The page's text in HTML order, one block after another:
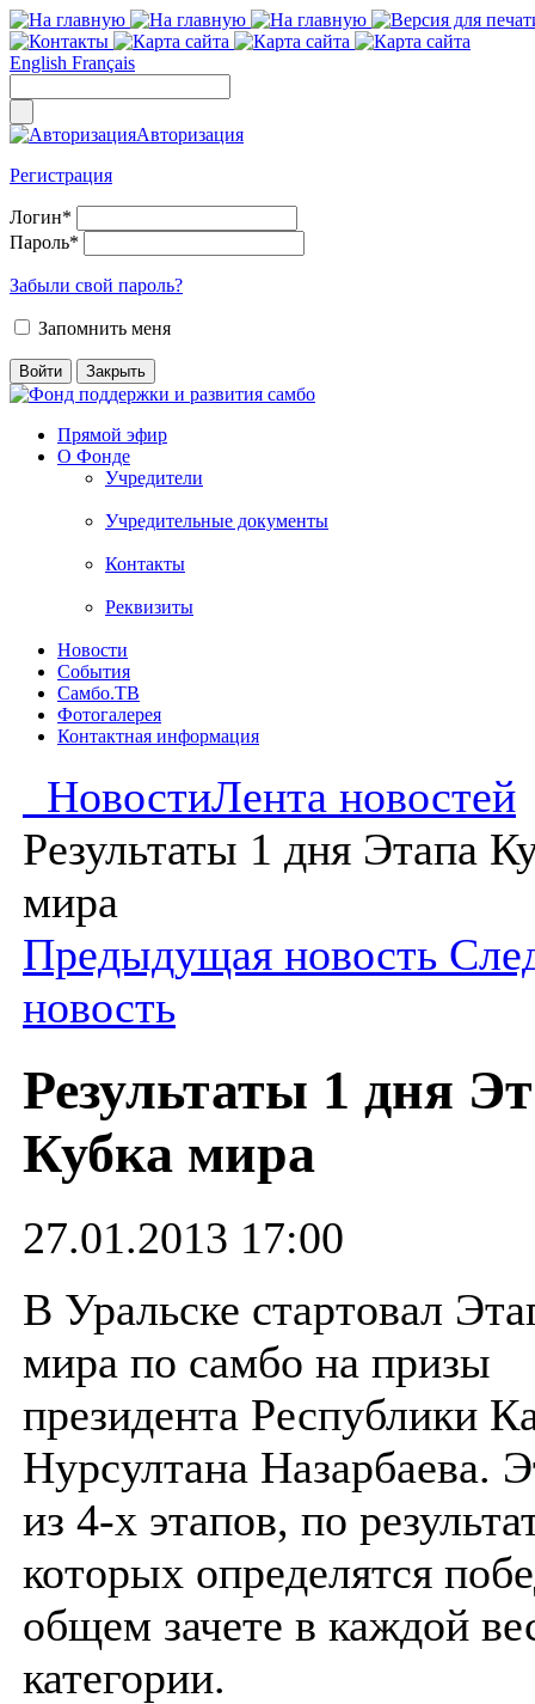
English Français
Авторизация
Регистрация
Логин*
Пароль*
Забыли свой пароль?
Запомнить меня
Прямой эфир
О Фонде
Учредители
Учредительные документы
Контакты
Реквизиты
Новости
События
Самбо.ТВ
Фотогалерея
Контактная информация
НовостиЛента новостей
Результаты 1 дня Этапа
мира
Предыдущая новость
новость
Результаты 1 дня
Кубка мира
27.01.2013 17:00
В Уральске стартовал
мира по самбо на призы
президента Республики
Нурсултана Назарбаева.
из 4-х этапов, по
которых определятся
общем зачете в каждой
категории.